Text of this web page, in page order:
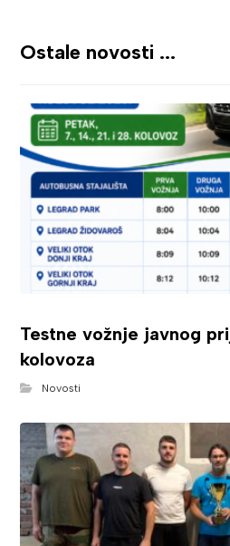
Ostale novosti ...
Testne vožnje javnog
kolovoza
Novosti